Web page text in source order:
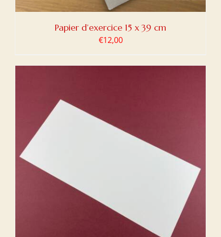
Papier d’exercice 15 x 39 cm
€12,00